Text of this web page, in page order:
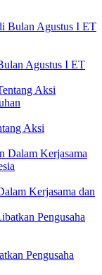
Agustus I ET
Aksi
Kerjasama dan
Pengusaha